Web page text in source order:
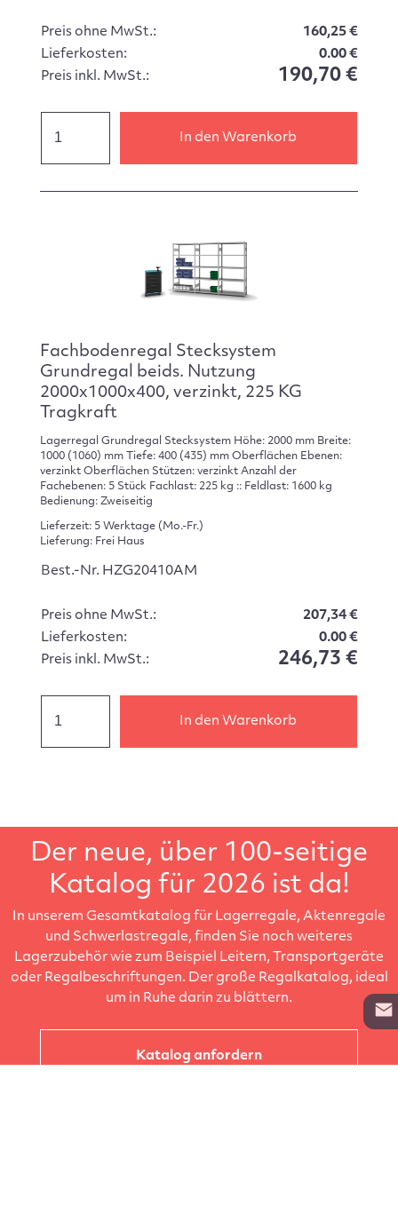
Preis ohne MwSt.:
160,25 €
Lieferkosten:
0.00 €
Preis inkl. MwSt.:
190,70 €
In den Warenkorb
Fachbodenregal Stecksystem
Grundregal beids. Nutzung
2000x1000x400, verzinkt, 225 KG
Tragkraft
Lagerregal Grundregal Stecksystem Höhe: 2000 mm Breite:
1000 (1060) mm Tiefe: 400 (435) mm Oberflächen Ebenen:
verzinkt Oberflächen Stützen: verzinkt Anzahl der
Fachebenen: 5 Stück Fachlast: 225 kg :: Feldlast: 1600 kg
Bedienung: Zweiseitig
Lieferzeit: 5 Werktage (Mo.-Fr.)
Lieferung: Frei Haus
Best.-Nr. HZG20410AM
Preis ohne MwSt.:
207,34 €
Lieferkosten:
0.00 €
Preis inkl. MwSt.:
246,73 €
In den Warenkorb
Der neue, über 100-seitige
Katalog für 2026 ist da!
In unserem Gesamtkatalog für Lagerregale, Aktenregale
und Schwerlastregale, finden Sie noch weiteres
Lagerzubehör wie zum Beispiel Leitern, Transportgeräte
oder Regalbeschriftungen. Der große Regalkatalog, ideal
um in Ruhe darin zu blättern.
Katalog anfordern